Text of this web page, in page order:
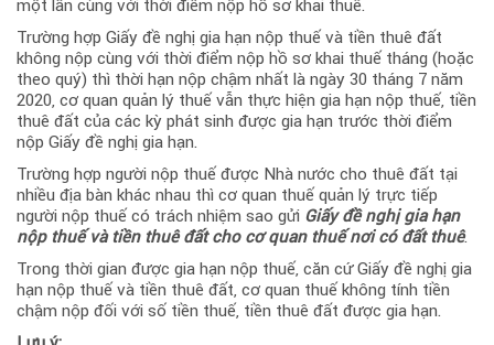
một lần cùng với thời điểm nộp hồ sơ khai thuế.
Trường hợp Giấy đề nghị gia hạn nộp thuế và tiền thuê đất
không nộp cùng với thời điểm nộp hồ sơ khai thuế tháng (hoặc
theo quý) thì thời hạn nộp chậm nhất là ngày 30 tháng 7 năm
2020, cơ quan quản lý thuế vẫn thực hiện gia hạn nộp thuế, tiền
thuê đất của các kỳ phát sinh được gia hạn trước thời điểm
nộp Giấy đề nghị gia hạn.
Trường hợp người nộp thuế được Nhà nước cho thuê đất tại
nhiều địa bàn khác nhau thì cơ quan thuế quản lý trực tiếp
người nộp thuế có trách nhiệm sao gửi Giấy đề nghị gia hạn
nộp thuế và tiền thuê đất cho cơ quan thuế nơi có đất thuê.
Trong thời gian được gia hạn nộp thuế, căn cứ Giấy đề nghị gia
hạn nộp thuế và tiền thuê đất, cơ quan thuế không tính tiền
chậm nộp đối với số tiền thuế, tiền thuê đất được gia hạn.